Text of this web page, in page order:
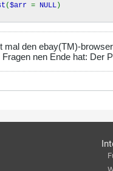
($arr = NULL)
mal den ebay(TM)-
nen Ende hat: Der